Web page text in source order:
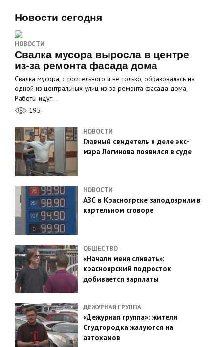
Новости сегодня
НОВОСТИ
Свалка мусора выросла в центре
из-за ремонта фасада дома
Свалка мусора, строительного и не только, образовалась на
одной из центральных улиц из-за ремонта фасада дома.
Работы идут…
195
НОВОСТИ
Главный свидетель в деле экс-
мэра Логинова появился в суде
НОВОСТИ
АЗС в Красноярске заподозрили в
картельном сговоре
ОБЩЕСТВО
«Начали меня сливать»:
красноярский подросток
добивается зарплаты
ДЕЖУРНАЯ ГРУППА
«Дежурная группа»: жители
Студгородка жалуются на
автохамов